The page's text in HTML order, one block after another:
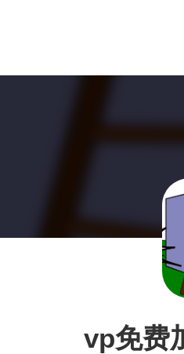
vp免费